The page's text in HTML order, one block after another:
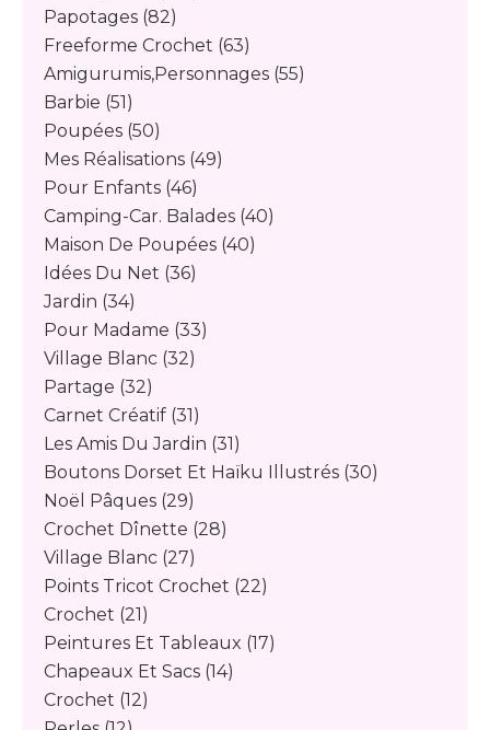
Papotages (82)
Freeforme Crochet (63)
Amigurumis,personnages (55)
Barbie (51)
Poupées (50)
Mes Réalisations (49)
Pour Enfants (46)
Camping-Car. Balades (40)
Maison De Poupées (40)
Idées Du Net (36)
Jardin (34)
Pour Madame (33)
Village Blanc (32)
Partage (32)
Carnet Créatif (31)
Les Amis Du Jardin (31)
Boutons Dorset Et Haïku Illustrés (30)
Noël Pâques (29)
Crochet Dînette (28)
Village Blanc (27)
Points Tricot Crochet (22)
Crochet (21)
Peintures Et Tableaux (17)
Chapeaux Et Sacs (14)
Crochet (12)